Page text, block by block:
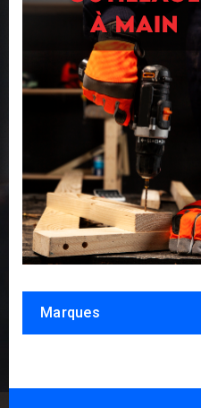
Marques